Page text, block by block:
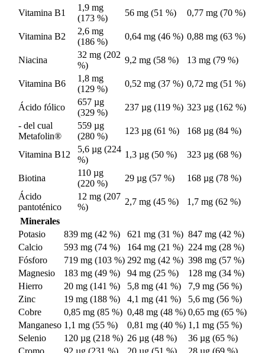
Vitamina B1
1,9 mg
(173 %)
56 mg (51 %) 0,77 mg (70 %)
Vitamina B2
2,6 mg
(186 %)
0,64 mg (46 %) 0,88 mg (63 %)
Niacina
32 mg (202
%)
9,2 mg (58 %) 13 mg (79 %)
Vitamina B6
1,8 mg
(129 %)
0,52 mg (37 %) 0,72 mg (51 %)
Ácido fólico
657 µg
(329 %)
237 µg (119 %) 323 µg (162 %)
- del cual
Metafolin®
559 µg
(280 %)
123 µg (61 %) 168 µg (84 %)
Vitamina B12
5,6 µg (224
%)
1,3 µg (50 %) 323 µg (68 %)
Biotina
110 µg
(220 %)
29 µg (57 %)
168 µg (78 %)
Ácido
pantoténico
12 mg (207
%)
2,7 mg (45 %)
1,7 mg (62 %)
Minerales
Potasio
839 mg (42 %) 621 mg (31 %) 847 mg (42 %)
Calcio
593 mg (74 %) 164 mg (21 %) 224 mg (28 %)
Fósforo
719 mg (103 %) 292 mg (42 %) 398 mg (57 %)
Magnesio
183 mg (49 %) 94 mg (25 %)
128 mg (34 %)
Hierro
20 mg (141 %) 5,8 mg (41 %)
7,9 mg (56 %)
Zinc
19 mg (188 %) 4,1 mg (41 %)
5,6 mg (56 %)
Cobre
0,85 mg (85 %) 0,48 mg (48 %) 0,65 mg (65 %)
Manganeso 1,1 mg (55 %) 0,81 mg (40 %) 1,1 mg (55 %)
Selenio
120 µg (218 %) 26 µg (48 %)
36 µg (65 %)
Cromo
92 µg (231 %) 20 µg (51 %) 28 µg (69 %)